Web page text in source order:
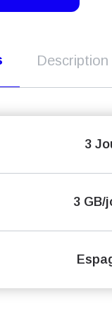
Description
3
3 GB/